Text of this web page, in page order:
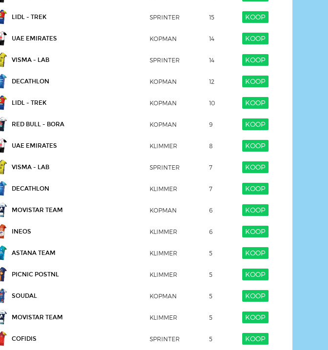
LIDL - TREK SPRINTER 15 KOOP
UAE EMIRATES KOPMAN 14 KOOP
VISMA - LAB SPRINTER 14 KOOP
DECATHLON KOPMAN 12 KOOP
LIDL - TREK KOPMAN 10 KOOP
RED BULL - BORA KOPMAN 9 KOOP
UAE EMIRATES KLIMMER 8 KOOP
VISMA - LAB SPRINTER 7 KOOP
DECATHLON KLIMMER 7 KOOP
MOVISTAR TEAM KOPMAN 6 KOOP
INEOS KLIMMER 6 KOOP
ASTANA TEAM KLIMMER 5 KOOP
PICNIC POSTNL KLIMMER 5 KOOP
SOUDAL KOPMAN 5 KOOP
MOVISTAR TEAM KLIMMER 5 KOOP
COFIDIS SPRINTER 5 KOOP